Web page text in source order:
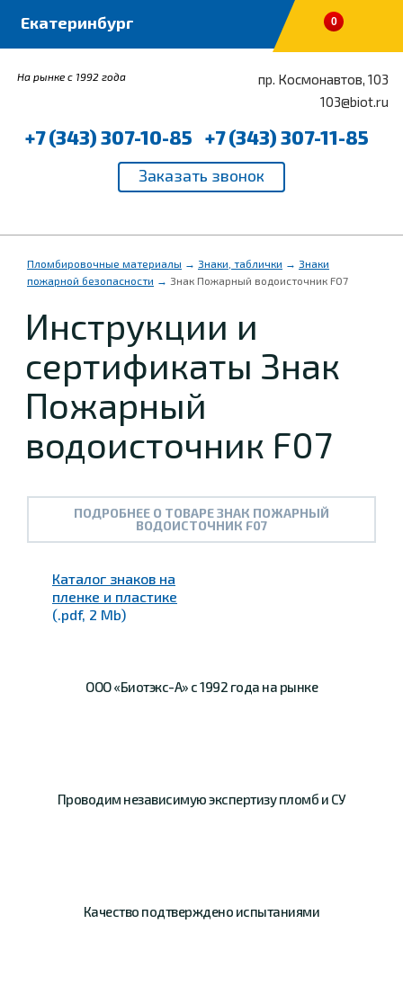
0
На рынке с 1992 года
пр. Космонавтов, 103
103@biot.ru
+7 (343) 307-10-85 +7 (343) 307-11-85
Пломбировочные материалы → Знаки, таблички → Знаки
пожарной безопасности → Знак Пожарный водоисточник F07
Инструкции и
сертификаты Знак
Пожарный
водоисточник F07
ПОДРОБНЕЕ О ТОВАРЕ ЗНАК ПОЖАРНЫЙ
ВОДОИСТОЧНИК F07
Каталог знаков на
пленке и пластике
(.pdf, 2 Mb)
ООО «Биотэкс-А» с 1992 года на рынке
Проводим независимуюэкспертизу пломб и СУ
Качество подтверждено испытаниями